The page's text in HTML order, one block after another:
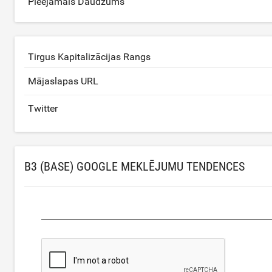
Tirgus Kapitalizācijas Rangs
Mājaslapas URL
Twitter
B3 (BASE) GOOGLE MEKLĒJUMU TENDENCES